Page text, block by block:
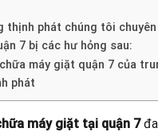
thịnh phát chúng tôi
7 bị các hư hỏng sau:
máy giặt quận 7 của
phát
máy giặt tại quận 7